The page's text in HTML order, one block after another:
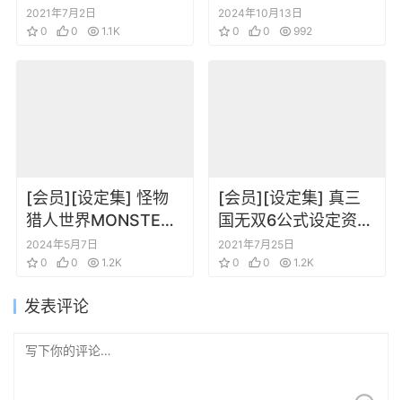
2021年7月2日
0
0 1.1K
Works [Digital]
2024年10月13日
0
0 992
[会员][设定集] 怪物
猎人世界MONSTER
HUNTER WORLD
THE OFFICIAL
2024年5月7日
0
0 1.2K
[会员][设定集] 真三
国无双6公式设定资料
集
2021年7月25日
0
0 1.2K
发表评论